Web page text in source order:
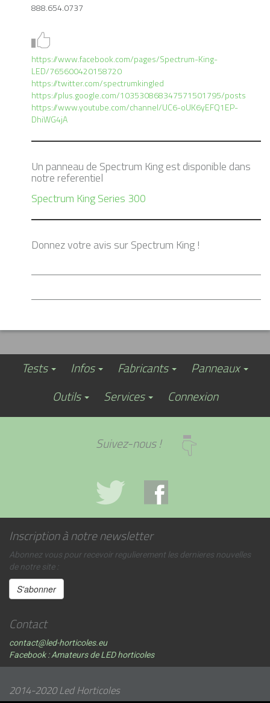
888.654.0737
https://www.facebook.com/pages/Spectrum-King-
LED/765600420158720
https://twitter.com/spectrumkingled
https://plus.google.com/103530868347571501795/posts
https://www.youtube.com/channel/UC6-oUK6yEFQ1EP-
DhiWG4jA
Un panneau de Spectrum King est disponible dans
notre referentiel
Spectrum King Series 300
Donnez votre avis sur Spectrum King !
Tests Infos Fabricants
Panneaux
Outils
Services Connexion
Suivez-nous !
Inscription à notre newsletter
Abonnez vous pour recevoir regulierement les dernieres nouvelles
de notre site :
Contact
contact@led-horticoles.eu
Facebook : Amateurs de LED horticoles
2014-2020 Led Horticoles